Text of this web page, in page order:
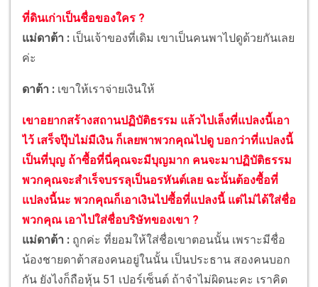
ที่ดินเก่าเป็นชื่อของใคร ?
แม่ดาต้า : เป็นเจ้าของที่เดิม เขาเป็นคนพาไปดูด้วยกันเลย
ค่ะ
ดาต้า : เขาให้เราจ่ายเงินให้
เขาอยากสร้างสถานปฏิบัติธรรม แล้วไปเล็งที่แปลงนี้เอา
ไว้ เสร็จปุ๊บไม่มีเงิน ก็เลยพาพวกคุณไปดู บอกว่าที่แปลงนี้
เป็นที่บุญ ถ้าซื้อที่นี่คุณจะมีบุญมาก คนจะมาปฏิบัติธรรม
พวกคุณจะสำเร็จบรรลุเป็นอรหันต์เลย ฉะนั้นต้องซื้อที่
แปลงนี้นะ พวกคุณก็เอาเงินไปซื้อที่แปลงนี้ แต่ไม่ได้ใส่ชื่อ
พวกคุณ เอาไปใส่ชื่อบริษัทของเขา ?
แม่ดาต้า : ถูกค่ะ ที่ยอมให้ใส่ชื่อเขาตอนนั้น เพราะมีชื่อ
น้องชายดาต้าสองคนอยู่ในนั้น เป็นประธาน สองคนบอก
กัน ยังไงก็ถือหุ้น 51 เปอร์เซ็นต์ ถ้าจำไม่ผิดนะคะ เราคิด